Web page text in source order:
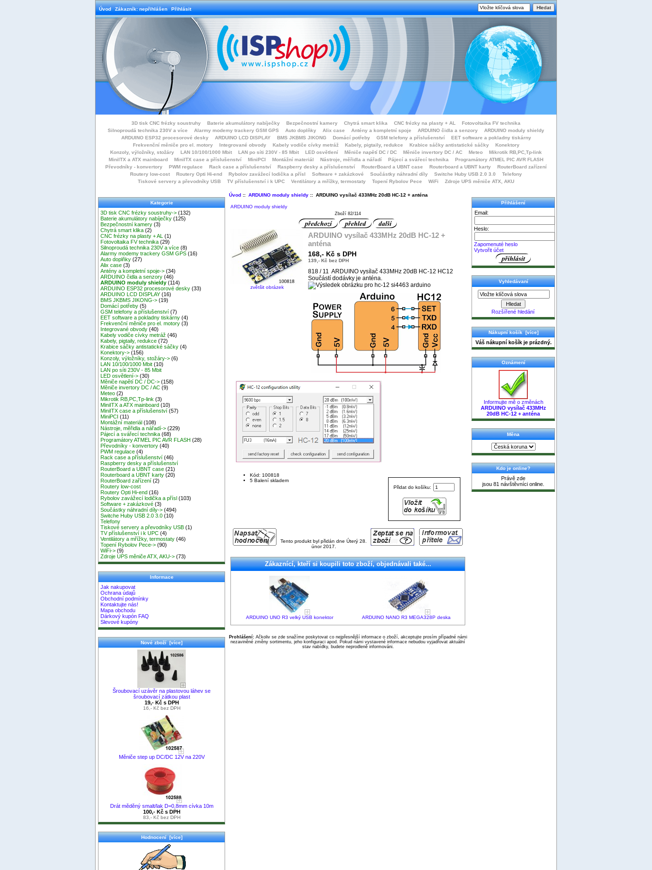
Úvod Zákazník: nepřihlášen Přihlásit
3D tisk CNC frézky soustruhy Baterie akumulátory nabíječky Bezpečnostní kamery Chytrá smart klika CNC frézky na plasty + AL
Fotovoltaika FV technika
Silnoproudá technika 230V a více
Alarmy modemy trackery GSM GPS Auto doplňky Alix case Antény a kompletní spoje ARDUINO čidla a senzory
ARDUINO moduly shieldy
ARDUINO ESP32 procesorové desky
ARDUINO LCD DISPLAY BMS JKBMS JIKONG Domácí potřeby GSM telefony a příslušenství
EET software a pokladny tiskárny
Frekvenční měniče pro el. motory
Integrované obvody Kabely vodiče cívky metráž Kabely, pigtaily, redukce Krabice sáčky antistatické sáčky
Konektory
Konzoly, výložníky, stožáry
LAN 10/100/1000 Mbit LAN po síti 230V - 85 Mbit LED osvětlení Měniče napětí DC / DC Měniče invertory DC / AC Meteo
Mikrotik RB,PC,Tp-link
MiniITX a ATX mainboard
MiniITX case a příslušenství MiniPCI Montážní materiál Nástroje, měřidla a nářadí Pájecí a svářecí technika
Programátory ATMEL PIC AVR FLASH
Převodníky - konvertory
PWM regulace Rack case a příslušenství Raspberry desky a příslušenství RouterBoard a UBNT case Routerboard a UBNT karty
RouterBoard zařízení
Routery low-cost
Routery Opti Hi-end Rybolov zavážecí lodička a přísl Software + zakázkové Součástky náhradní díly Switche Huby USB 2.0 3.0
Telefony
Tiskové servery a převodníky USB
TV příslušenství i k UPC Ventilátory a mřížky, termostaty Topení Rybolov Pece WiFi Zdroje UPS měniče ATX, AKU
Kategorie
3D tisk CNC frézky soustruhy-> (132)
Baterie akumulátory nabíječky (125)
Bezpečnostní kamery (3)
Chytrá smart klika (2)
CNC frézky na plasty + AL
(1)
Fotovoltaika FV technika (29)
Silnoproudá technika 230V a více (8)
Alarmy modemy trackery GSM GPS (16)
Auto doplňky (27)
Alix case (3)
Antény a kompletní spoje-> (34)
ARDUINO čidla a senzory (46)
ARDUINO moduly shieldy (114)
ARDUINO ESP32 procesorové desky (33)
ARDUINO LCD DISPLAY (16)
BMS JKBMS JIKONG-> (19)
Domácí potřeby (5)
GSM telefony a příslušenství (7)
EET software a pokladny tiskárny (4)
Frekvenční měniče pro el. motory (3)
Integrované obvody (40)
Kabely vodiče cívky metráž (46)
Kabely, pigtaily, redukce (72)
Krabice sáčky antistatické sáčky (4)
Konektory-> (156)
Konzoly, výložníky, stožáry-> (6)
LAN 10/100/1000 Mbit (10)
LAN po síti 230V - 85 Mbit
LED osvětlení-> (30)
Měniče napětí DC / DC-> (158)
Měniče invertory DC / AC (9)
Meteo (2)
Mikrotik RB,PC,Tp-link (3)
MiniITX a ATX mainboard (10)
MiniITX case a příslušenství (57)
MiniPCI (11)
Montážní materiál (108)
Nástroje, měřidla a nářadí-> (229)
Pájecí a svářecí technika (68)
Programátory ATMEL PIC AVR FLASH (28)
Převodníky - konvertory (40)
PWM regulace (4)
Rack case a příslušenství (46)
Raspberry desky a příslušenství
RouterBoard a UBNT case (21)
Routerboard a UBNT karty (20)
RouterBoard zařízení (2)
Routery low-cost
Routery Opti Hi-end (16)
Rybolov zavážecí lodička a přísl (103)
Software + zakázkové (3)
Součástky náhradní díly-> (494)
Switche Huby USB 2.0 3.0 (10)
Telefony
Tiskové servery a převodníky USB (1)
TV příslušenství i k UPC (4)
Ventilátory a mřížky, termostaty (46)
Topení Rybolov Pece-> (90)
WiFi-> (9)
Zdroje UPS měniče ATX, AKU-> (73)
Informace
Jak nakupovat
Ochrana údajů
Obchodní podmínky
Kontaktujte nás!
Mapa obchodu
Dárkový kupón FAQ
Slevové kupóny
Nové zboží [více]
Šroubovací uzávěr na plastovou láhev se
šroubovací zátkou plast
19,- Kč s DPH
16,- Kč bez DPH
Měniče step up DC/DC 12V na 220V
Drát měděný smalt/lak D=0,8mm cívka 10m
100,- Kč s DPH
83,- Kč bez DPH
Hodnocení [více]
Úvod:: ARDUINO moduly shieldy:: ARDUINO vysílač 433MHz 20dB HC-12 + anténa
ARDUINO moduly shieldy
Zboží 82/114
zvětšit obrázek
ARDUINO vysílač 433MHz 20dB HC-12 +
anténa
168,- Kč s DPH
139,- Kč bez DPH
818 / 11 ARDUINO vysílač 433MHz 20dB HC-12 HC12
Součástí dodávky je anténa.
Přidat do košíku:
Kód: 100818
5 Balení skladem
Tento produkt byl přidán dne Úterý 28.
únor 2017.
Zákaznící, kteří si koupili toto zboží, objednávali také...
ARDUINO UNO R3 velký USB konektor ARDUINO NANO R3 MEGA328P deska
Prohlášení:Ačkoliv se zde snažíme poskytovat co nejpřesnější informace o zboží, akceptujte prosím případné námi
nezaviněné změny sortimentu, jeho konfiguraci apod. Pokud námi vystavené informace nebudou vyjadřovat aktuální
stav nabídky, budete neprodleně informováni.
Přihlášení
Email:
Heslo:
Zapomenuté heslo
Vytvořit účet
Vyhledávaní
Rozšířené hledání
Nákupní košík [více]
Váš nákupní košík je prázdný.
Oznámení
Informujte mě o změnách
ARDUINO vysílač 433MHz
20dB HC-12 + anténa
Měna
Kdo je online?
Právě zde
jsou 81 návštěvníci online.